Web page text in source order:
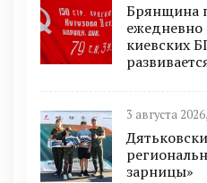
Брянщина
ежедневно
киевских
3 августа
зарницы»